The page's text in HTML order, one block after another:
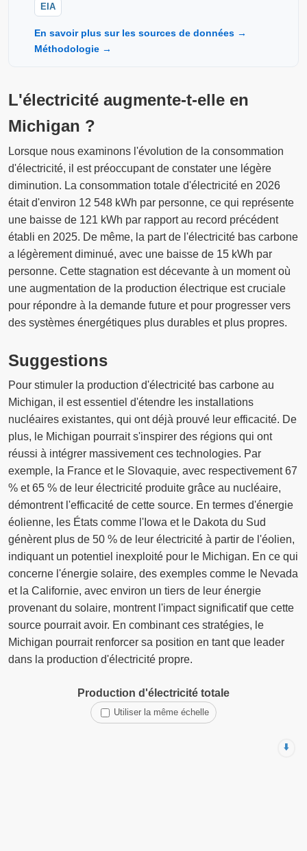
EIA
En savoir plus sur les sources de données →
Méthodologie →
L'électricité augmente-t-elle en
Michigan ?
Lorsque nous examinons l'évolution de la consommation
d'électricité, il est préoccupant de constater une légère
diminution. La consommation totale d'électricité en 2026
était d'environ 12 548 kWh par personne, ce qui représente
une baisse de 121 kWh par rapport au record précédent
établi en 2025. De même, la part de l'électricité bas carbone
a légèrement diminué, avec une baisse de 15 kWh par
personne. Cette stagnation est décevante à un moment où
une augmentation de la production électrique est cruciale
pour répondre à la demande future et pour progresser vers
des systèmes énergétiques plus durables et plus propres.
Suggestions
Pour stimuler la production d'électricité bas carbone au
Michigan, il est essentiel d'étendre les installations
nucléaires existantes, qui ont déjà prouvé leur efficacité. De
plus, le Michigan pourrait s'inspirer des régions qui ont
réussi à intégrer massivement ces technologies. Par
exemple, la France et le Slovaquie, avec respectivement 67
% et 65 % de leur électricité produite grâce au nucléaire,
démontrent l'efficacité de cette source. En termes d'énergie
éolienne, les États comme l'Iowa et le Dakota du Sud
génèrent plus de 50 % de leur électricité à partir de l'éolien,
indiquant un potentiel inexploité pour le Michigan. En ce qui
concerne l'énergie solaire, des exemples comme le Nevada
et la Californie, avec environ un tiers de leur énergie
provenant du solaire, montrent l'impact significatif que cette
source pourrait avoir. En combinant ces stratégies, le
Michigan pourrait renforcer sa position en tant que leader
dans la production d'électricité propre.
Production d'électricité totale
Utiliser la même échelle
⬇️